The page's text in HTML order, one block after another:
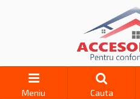
Meniu Cauta